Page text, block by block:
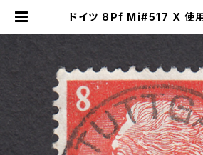
ドイツ 8Pf Mi#517 X 使
Stamp